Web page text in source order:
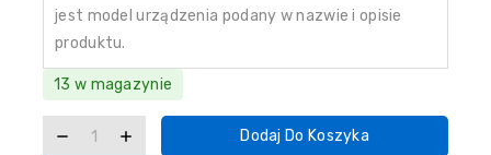
jest model urządzenia podany w nazwie i opisie
produktu.
13 w magazynie
Dodaj Do Koszyka